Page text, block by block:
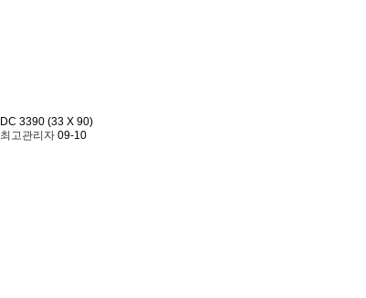
DC 3390 (33 X 90)
최고관리자 09-10